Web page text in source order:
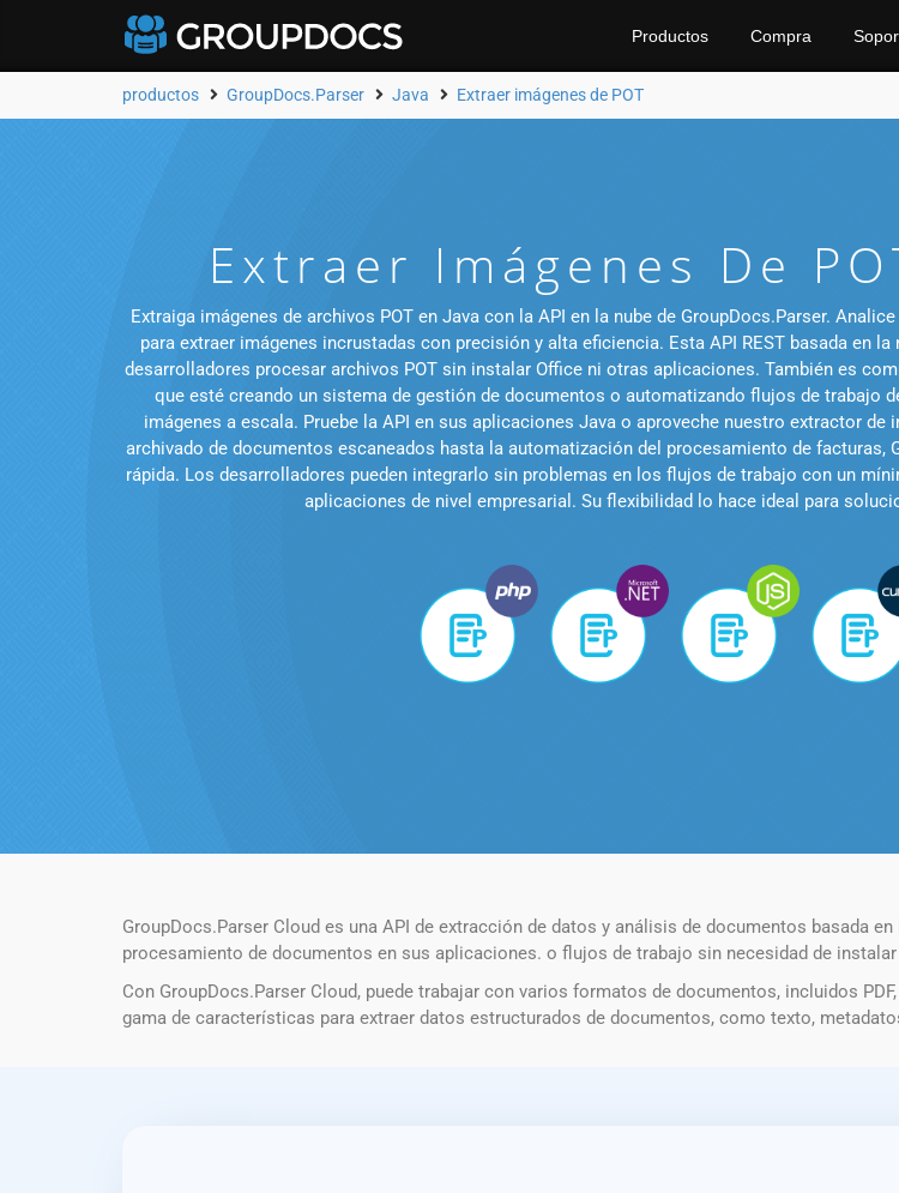
Productos Compra
productos GroupDocs.Parser Java Extraer imágenes de POT
Extraer Imágenes De
Extraiga imágenes de archivos POT en Java con la API en la nube de GroupDocs.Parser.
para extraer imágenes incrustadas con precisión y alta eficiencia. Esta API REST basada en
desarrolladores procesar archivos POT sin instalar Office ni otras aplicaciones. También es
que esté creando un sistema de gestión de documentos o automatizando flujos de trabajo
imágenes a escala. Pruebe la API en sus aplicaciones Java o aproveche nuestro extractor
archivado de documentos escaneados hasta la automatización del procesamiento de facturas,
rápida. Los desarrolladores pueden integrarlo sin problemas en los flujos de trabajo con un
aplicaciones de nivel empresarial. Su flexibilidad lo hace ideal para
GroupDocs.Parser Cloud es una API de extracción de datos y análisis de documentos basada
procesamiento de documentos en sus aplicaciones. o flujos de trabajo sin necesidad de
Con GroupDocs.Parser Cloud, puede trabajar con varios formatos de documentos, incluidos
gama de características para extraer datos estructurados de documentos, como texto,